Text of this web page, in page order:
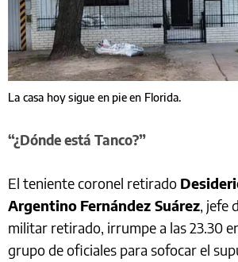
La casa hoy sigue en pie en Florida.
“¿Dónde está Tanco?”
El teniente coronel retirado
Argentino Fernández Suárez, jefe
militar retirado, irrumpe a las 23.30
grupo de oficiales para sofocar el